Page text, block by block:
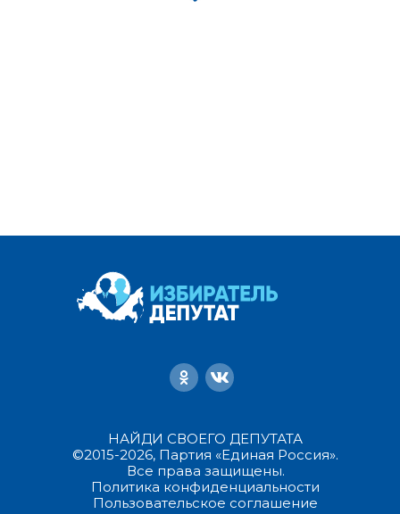
НАЙДИ СВОЕГО ДЕПУТАТА
©2015-2026, Партия «Единая Россия».
Все права защищены.
Политика конфиденциальности
Пользовательское соглашение